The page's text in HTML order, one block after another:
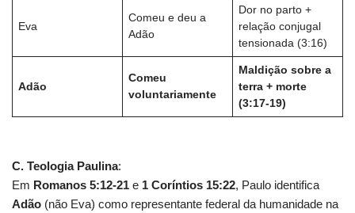
Eva
Comeu e deu a
Adão
Dor no parto +
relação conjugal
tensionada (3:16)
Adão
Comeu
voluntariamente
Maldição sobre a
terra + morte
(3:17-19)
C. Teologia Paulina:
Em Romanos 5:12-21 e 1 Coríntios 15:22, Paulo identifica
Adão (não Eva) como representante federal da humanidade na